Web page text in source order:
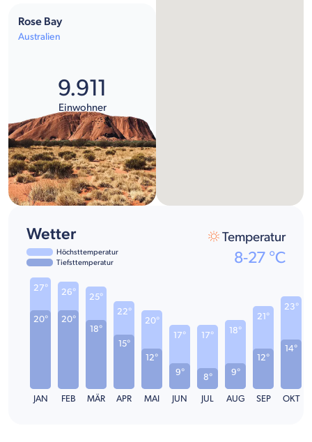
Rose Bay
Australien
9.911
Einwohner
Wetter
Höchsttemperatur
Tiefsttemperatur
Temperatur
8-27 °C
20°
27°
JAN
20°
26°
FEB
18°
25°
MÄR
15°
22°
APR
12°
20°
MAI
9°
17°
JUN
8°
17°
JUL
9°
18°
AUG
12°
21°
SEP
14°
23°
OKT